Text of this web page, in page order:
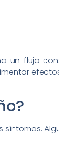
un flujo